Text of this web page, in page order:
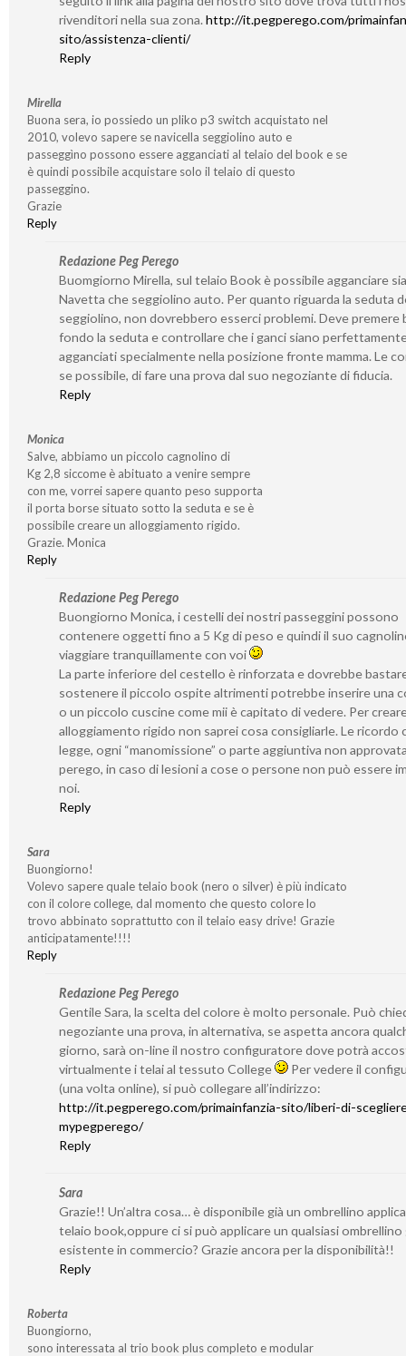
rivenditori nella sua zona.http://it.pegperego.com/
sito/assistenza-clienti/
Reply
Mirella
Buona sera, io possiedo un pliko p3 switch acquistato nel
2010, volevo sapere se navicella seggiolino auto e
passeggìno possono essere agganciati al telaio del book e se
è quindi possibile acquistare solo il telaio di questo
passeggino.
Grazie
Reply
Redazione Peg Perego
Buomgiorno Mirella, sul telaio Book è possibile agganciare sia
Navetta che seggiolino auto. Per quanto riguarda la seduta
seggiolino, non dovrebbero esserci problemi. Deve premere
fondo la seduta e controllare che i ganci siano
agganciati specialmente nella posizione fronte mamma. Le
se possibile, di fare una prova dal suo negoziante di fiducia.
Reply
Monica
Salve, abbiamo un piccolo cagnolino di
Kg 2,8 siccome è abituato a venire sempre
con me, vorrei sapere quanto peso supporta
il porta borse situato sotto la seduta e se è
possibile creare un alloggiamento rigido.
Grazie. Monica
Reply
Redazione Peg Perego
Buongiorno Monica, i cestelli dei nostri passeggini possono
contenere oggetti fino a 5 Kg di peso e quindi il suo
viaggiare tranquillamente con voi
La parte inferiore del cestello è rinforzata e dovrebbe
sostenere il piccolo ospite altrimenti potrebbe inserire una
o un piccolo cuscine come mii è capitato di vedere. Per
alloggiamento rigido non saprei cosa consigliarle. Le ricordo
legge, ogni “manomissione” o parte aggiuntiva non
perego, in caso di lesioni a cose o persone non può essere
noi.
Reply
Sara
Buongiorno!
Volevo sapere quale telaio book (nero o silver) è più indicato
con il colore college, dal momento che questo colore lo
trovo abbinato soprattutto con il telaio easy drive! Grazie
anticipatamente!!!!
Reply
Redazione Peg Perego
Gentile Sara, la scelta del colore è molto personale. Può
negoziante una prova, in alternativa, se aspetta ancora
giorno, sarà on-line il nostro configuratore dove potrà
virtualmente i telai al tessuto College
Per vedere il
(una volta online), si può collegare all’indirizzo:
http://it.pegperego.com/primainfanzia-sito/liberi-di-
mypegperego/
Reply
Sara
Grazie!! Un’altra cosa… è disponibile già un ombrellino
telaio book,oppure ci si può applicare un qualsiasi ombrellino
esistente in commercio? Grazie ancora per la disponibilità!!
Reply
Roberta
Buongiorno,
sono interessata al trio book plus completo e modular